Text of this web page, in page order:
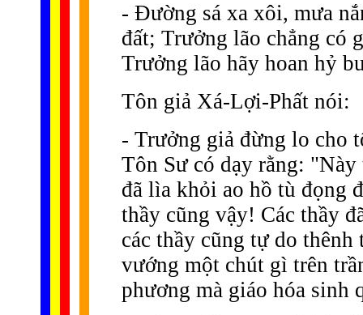
- Ðường sá xa xôi, mưa
đất; Trưởng lão chẳng có
Trưởng lão hãy hoan hỷ
Tôn giả Xá-Lợi-Phất nói:
- Trưởng giả đừng lo cho
Tôn Sư có dạy rằng:
đã lìa khỏi ao hồ tù đọng
thầy cũng vậy! Các thầy
các thầy cũng tự do
vướng một chút gì trên
phương mà giáo hóa sinh